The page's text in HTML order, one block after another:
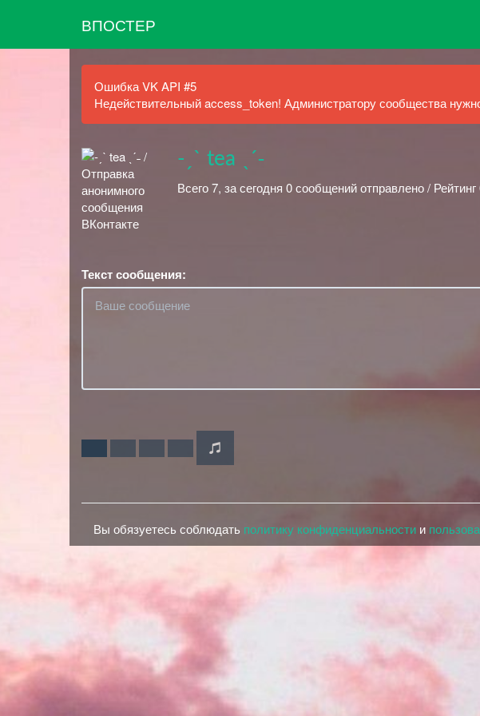
ВПОСТЕР
Ошибка VK API #5
Недействительный access_token! Администратору сообщества
-ˏˋ tea ˎˊ˗
Всего 7, за сегодня 0 сообщений отправлено / Рейтинг
Текст сообщения:
Вы обязуетесь соблюдать политику конфиденциальности и